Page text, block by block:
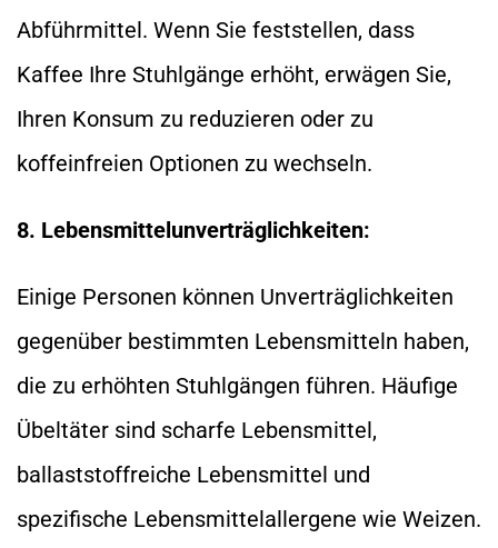
Abführmittel. Wenn Sie feststellen, dass
Kaffee Ihre Stuhlgänge erhöht, erwägen Sie,
Ihren Konsum zu reduzieren oder zu
koffeinfreien Optionen zu wechseln.
8. Lebensmittelunverträglichkeiten:
Einige Personen können Unverträglichkeiten
gegenüber bestimmten Lebensmitteln haben,
die zu erhöhten Stuhlgängen führen. Häufige
Übeltäter sind scharfe Lebensmittel,
ballaststoffreiche Lebensmittel und
spezifische Lebensmittelallergene wie Weizen.